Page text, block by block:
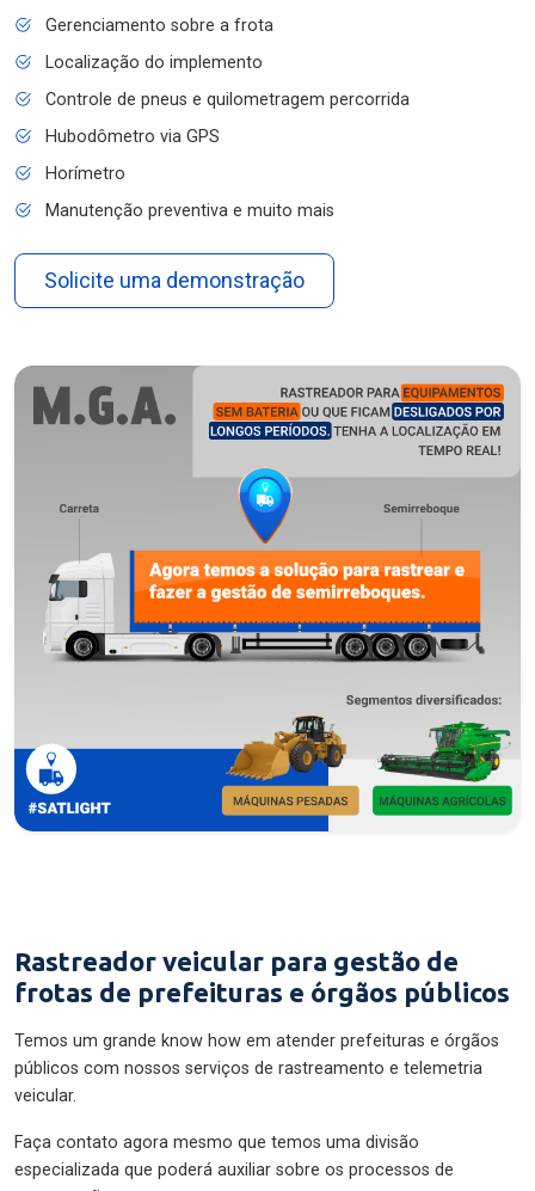
Gerenciamento sobre a frota
Localização do implemento
Controle de pneus e quilometragem percorrida
Hubodômetro via GPS
Horímetro
Manutenção preventiva e muito mais
Solicite uma demonstração
Rastreador veicular para gestão de
frotas de prefeituras e órgãos públicos
Temos um grande know how em atender prefeituras e órgãos
públicos com nossos serviços de rastreamento e telemetria
veicular.
Faça contato agora mesmo que temos uma divisão
especializada que poderá auxiliar sobre os processos de